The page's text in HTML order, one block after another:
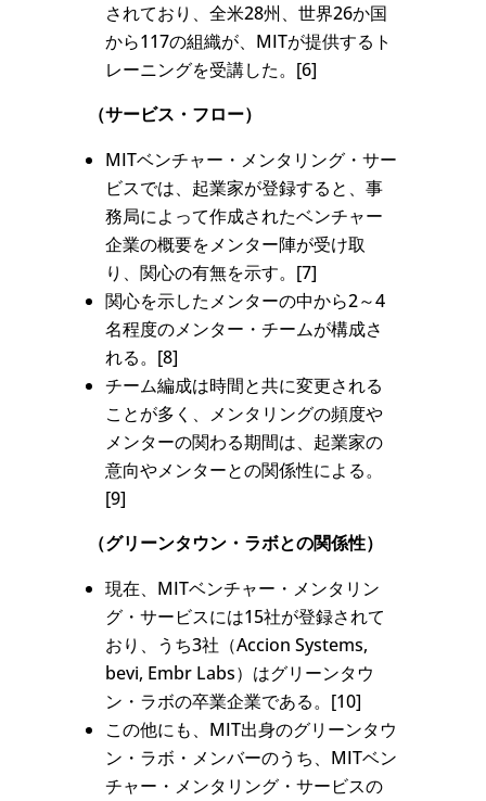
されており、全米28州、世界26か国
から117の組織が、MITが提供するト
レーニングを受講した。[6]
（サービス・フロー）
MITベンチャー・メンタリング・サー
ビスでは、起業家が登録すると、事
務局によって作成されたベンチャー
企業の概要をメンター陣が受け取
り、関心の有無を示す。[7]
関心を示したメンターの中から2～4
名程度のメンター・チームが構成さ
れる。[8]
チーム編成は時間と共に変更される
ことが多く、メンタリングの頻度や
メンターの関わる期間は、起業家の
意向やメンターとの関係性による。
[9]
（グリーンタウン・ラボとの関係性）
現在、MITベンチャー・メンタリン
グ・サービスには15社が登録されて
おり、うち3社（Accion Systems,
bevi, Embr Labs）はグリーンタウ
ン・ラボの卒業企業である。[10]
この他にも、MIT出身のグリーンタウ
ン・ラボ・メンバーのうち、MITベン
チャー・メンタリング・サービスの